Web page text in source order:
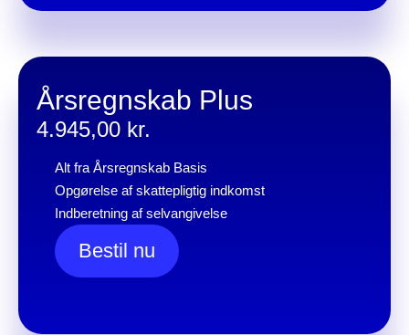
Årsregnskab Plus
4.945,00 kr.
Alt fra Årsregnskab Basis
Opgørelse af skattepligtig indkomst
Indberetning af selvangivelse
Bestil nu